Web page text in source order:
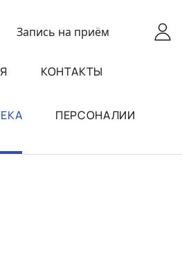
Запись на приём
КОНТАКТЫ
ПЕРСОНАЛИИ